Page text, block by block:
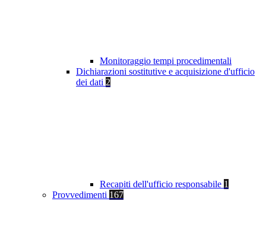
Monitoraggio tempi procedimentali
Dichiarazioni sostitutive e acquisizione d'ufficio
dei dati 2
Recapiti dell'ufficio responsabile 1
Provvedimenti 167